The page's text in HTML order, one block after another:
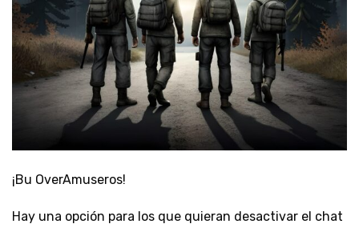
¡Bu OverAmuseros!
Hay una opción para los que quieran desactivar el chat